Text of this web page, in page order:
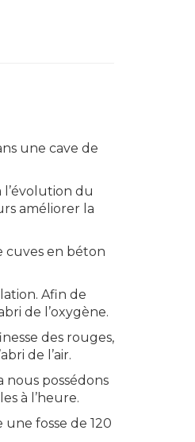
une cave de
l’évolution du
améliorer la
cuves en béton
Afin de
de l’oxygène.
des rouges,
de l’air.
possédons
à l’heure.
fosse de 120